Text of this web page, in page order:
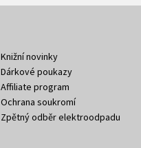
Knižní novinky
Dárkové poukazy
Affiliate program
Ochrana soukromí
Zpětný odběr elektroodpadu